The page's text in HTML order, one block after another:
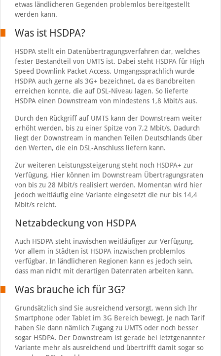
etwas ländlicheren Gegenden problemlos bereitgestellt
werden kann.
Was ist HSDPA?
HSDPA stellt ein Datenübertragungsverfahren dar, welches
fester Bestandteil von UMTS ist. Dabei steht HSDPA für High
Speed Downlink Packet Access. Umgangssprachlich wurde
HSDPA auch gerne als 3G+ bezeichnet, da es Bandbreiten
erreichen konnte, die auf DSL-Niveau lagen. So lieferte
HSDPA einen Downstream von mindestens 1,8 Mbit/s aus.
Durch den Rückgriff auf UMTS kann der Downstream weiter
erhöht werden, bis zu einer Spitze von 7,2 Mbit/s. Dadurch
liegt der Downstream in manchen Teilen Deutschlands über
den Werten, die ein DSL-Anschluss liefern kann.
Zur weiteren Leistungssteigerung steht noch HSDPA+ zur
Verfügung. Hier können im Downstream Übertragungsraten
von bis zu 28 Mbit/s realisiert werden. Momentan wird hier
jedoch weitläufig eine Variante eingesetzt die nur bis 14,4
Mbit/s reicht.
Netzabdeckung von HSDPA
Auch HSDPA steht inzwischen weitläufiger zur Verfügung.
Vor allem in Städten ist HSDPA inzwischen problemlos
verfügbar. In ländlicheren Regionen kann es jedoch sein,
dass man nicht mit derartigen Datenraten arbeiten kann.
Was brauche ich für 3G?
Grundsätzlich sind Sie ausreichend versorgt, wenn sich Ihr
Smartphone oder Tablet im 3G Bereich bewegt. Je nach Tarif
haben Sie dann nämlich Zugang zu UMTS oder noch besser
sogar HSDPA. Der Downstream ist gerade bei letztgenannter
Variante mehr als ausreichend und übertrifft damit sogar so